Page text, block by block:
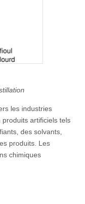
les industries
artificiels tels
des solvants,
produits. Les
chimiques